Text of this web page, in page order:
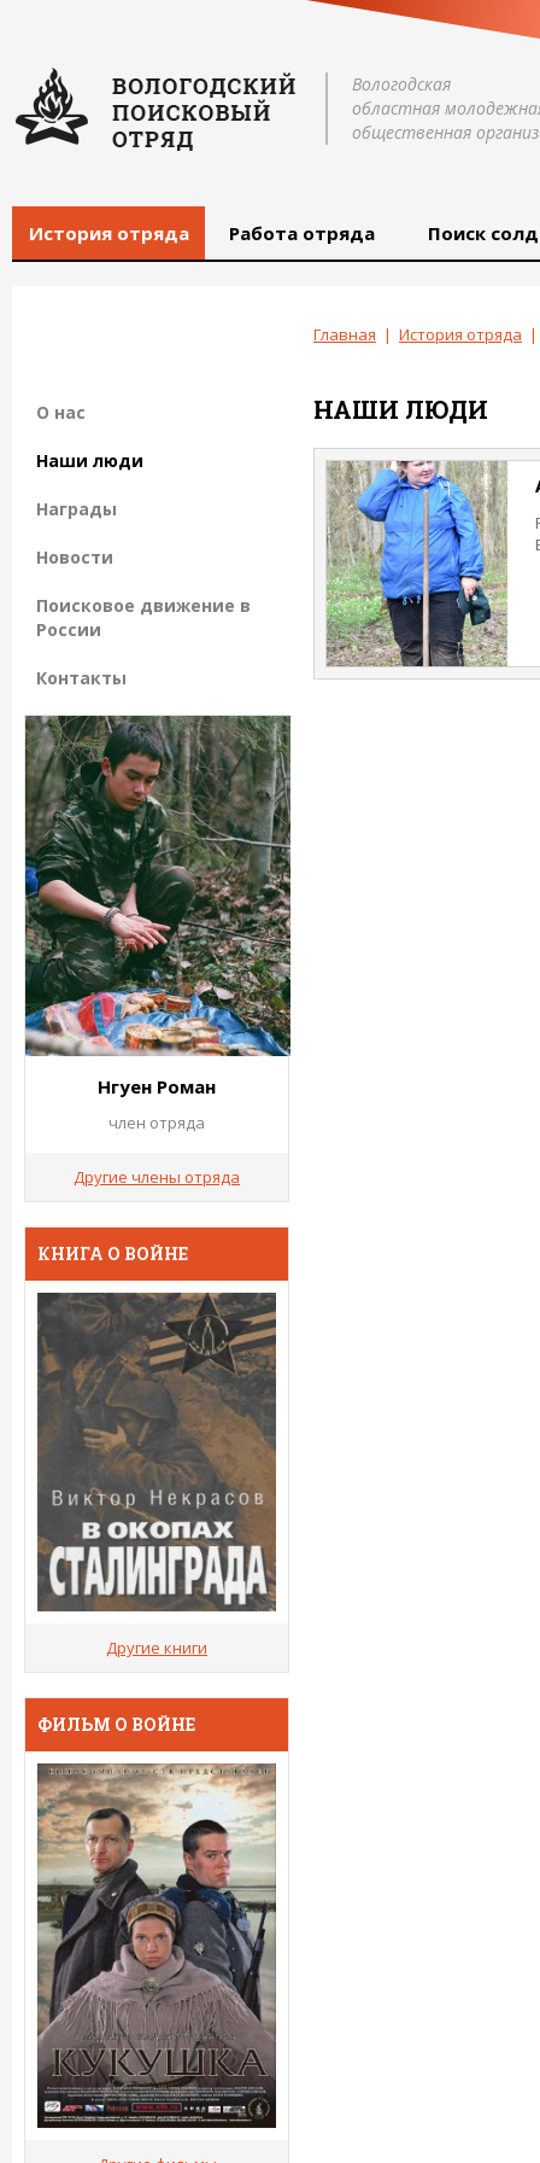
Вологодская
областная
общественная
История отряда Работа отряда Поиск
Главная | История отряда |
НАШИ ЛЮДИ
О нас
Наши люди
Награды
Новости
Поисковое движение в
России
Контакты
Нгуен Роман
член отряда
Другие члены отряда
КНИГА О ВОЙНЕ
Другие книги
ФИЛЬМ О ВОЙНЕ